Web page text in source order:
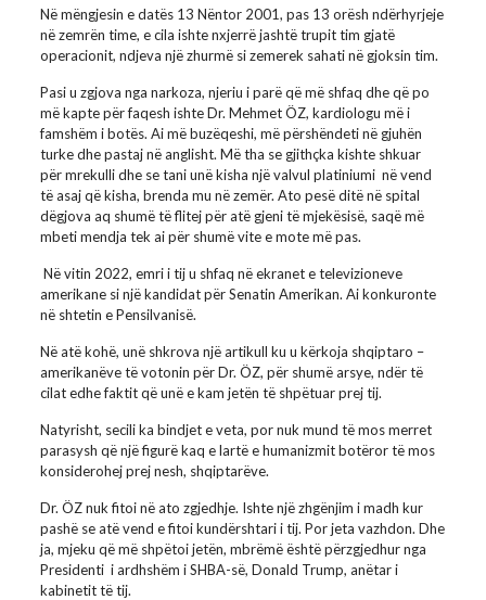
Në mëngjesin e datës 13 Nëntor 2001, pas 13 orësh ndërhyrjeje
në zemrën time, e cila ishte nxjerrë jashtë trupit tim gjatë
operacionit, ndjeva një zhurmë si zemerek sahati në gjoksin tim.
Pasi u zgjova nga narkoza, njeriu i parë që më shfaq dhe që po
më kapte për faqesh ishte Dr. Mehmet ÖZ, kardiologu më i
famshëm i botës. Ai më buzëqeshi, më përshëndeti në gjuhën
turke dhe pastaj në anglisht. Më tha se gjithçka kishte shkuar
për mrekulli dhe se tani unë kisha një valvul platiniumi në vend
të asaj që kisha, brenda mu në zemër. Ato pesë ditë në spital
dëgjova aq shumë të flitej për atë gjeni të mjekësisë, saqë më
mbeti mendja tek ai për shumë vite e mote më pas.
Në vitin 2022, emri i tij u shfaq në ekranet e televizioneve
amerikane si një kandidat për Senatin Amerikan. Ai konkuronte
në shtetin e Pensilvanisë.
Në atë kohë, unë shkrova një artikull ku u kërkoja shqiptaro –
amerikanëve të votonin për Dr. ÖZ, për shumë arsye, ndër të
cilat edhe faktit që unë e kam jetën të shpëtuar prej tij.
Natyrisht, secili ka bindjet e veta, por nuk mund të mos merret
parasysh që një figurë kaq e lartë e humanizmit botëror të mos
konsiderohej prej nesh, shqiptarëve.
Dr. ÖZ nuk fitoi në ato zgjedhje. Ishte një zhgënjim i madh kur
pashë se atë vend e fitoi kundërshtari i tij. Por jeta vazhdon. Dhe
ja, mjeku që më shpëtoi jetën, mbrëmë është përzgjedhur nga
Presidenti i ardhshëm i SHBA-së, Donald Trump, anëtar i
kabinetit të tij.